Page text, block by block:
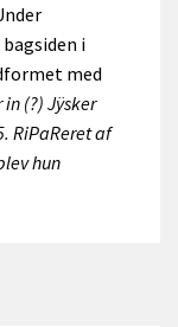
i
med
(?) Jÿsker
RiPaReret af
hun